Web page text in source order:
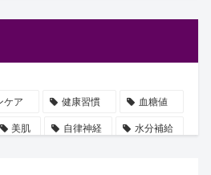
ケア 健康習慣 血糖値
美肌 自律神経 水分補給